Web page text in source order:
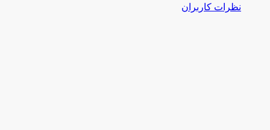
نظرات کاربران